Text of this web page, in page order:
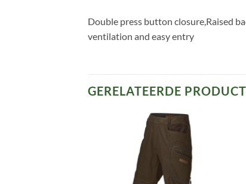
Double press button closure,Raised
ventilation and easy entry
GERELATEERDE
Toevoegen
verlanglijst